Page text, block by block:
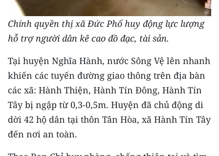
Đồng bằng sông Hồng
Bắc Trung Bộ
Duyên hải Nam Trung Bộ và Tây
Nguyên
Đông Nam Bộ
Đồng bằng sông Cửu Long
Chuyên trang Hà Nội
Chính quyền thị xã Đức Phổ huy động lực lượng
hỗ trợ người dân kê cao đồ đạc, tài sản.
Tại huyện Nghĩa Hành, nước Sông Vệ lên nhanh
khiến các tuyến đường giao thông trên địa bàn
các xã: Hành Thiện, Hành Tín Đông, Hành Tín
Tây bị ngập từ 0,3-0,5m. Huyện đã chủ động di
dời 42 hộ dân tại thôn Tân Hòa, xã Hành Tín Tây
đến nơi an toàn.